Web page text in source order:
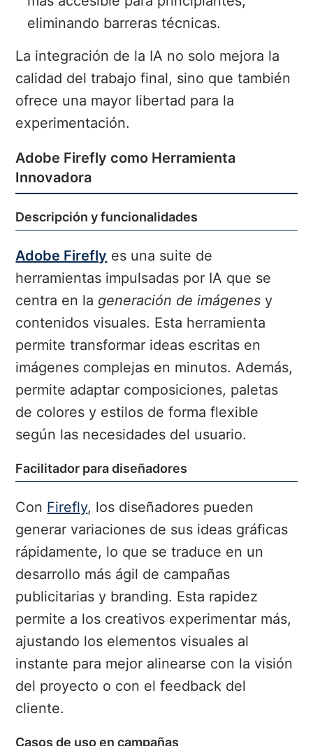
eliminando barreras técnicas.
La integración de la IA no solo mejora la
calidad del trabajo final, sino que también
ofrece una mayor libertad para la
experimentación.
Adobe Firefly como Herramienta
Innovadora
Descripción y funcionalidades
Adobe Firefly es una suite de
herramientas impulsadas por IA que se
centra en la generación de imágenes y
contenidos visuales. Esta herramienta
permite transformar ideas escritas en
imágenes complejas en minutos. Además,
permite adaptar composiciones, paletas
de colores y estilos de forma flexible
según las necesidades del usuario.
Facilitador para diseñadores
Con Firefly, los diseñadores pueden
generar variaciones de sus ideas gráficas
rápidamente, lo que se traduce en un
desarrollo más ágil de campañas
publicitarias y branding. Esta rapidez
permite a los creativos experimentar más,
ajustando los elementos visuales al
instante para mejor alinearse con la visión
del proyecto o con el feedback del
cliente.
Casos de uso en campañas